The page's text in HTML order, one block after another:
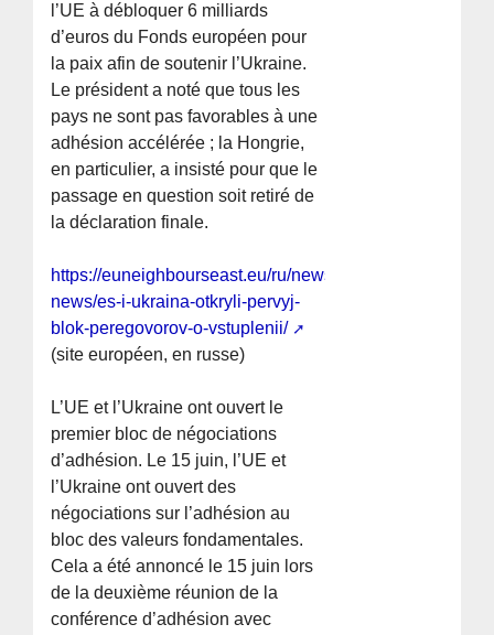
l’UE à débloquer 6 milliards
d’euros du Fonds européen pour
la paix afin de soutenir l’Ukraine.
Le président a noté que tous les
pays ne sont pas favorables à une
adhésion accélérée ; la Hongrie,
en particulier, a insisté pour que le
passage en question soit retiré de
la déclaration finale.
https://euneighbourseast.eu/ru/news/latest-
news/es-i-ukraina-otkryli-pervyj-
blok-peregovorov-o-vstuplenii/
(site européen, en russe)
L’UE et l’Ukraine ont ouvert le
premier bloc de négociations
d’adhésion. Le 15 juin, l’UE et
l’Ukraine ont ouvert des
négociations sur l’adhésion au
bloc des valeurs fondamentales.
Cela a été annoncé le 15 juin lors
de la deuxième réunion de la
conférence d’adhésion avec